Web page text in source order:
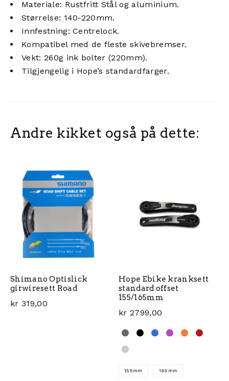
Materiale: Rustfritt Stål og aluminium.
Størrelse: 140-220mm.
Innfestning: Centrelock.
Kompatibel med de fleste skivebremser.
Vekt: 260g ink bolter (220mm).
Tilgjengelig i Hope’s standardfarger.
Andre kikket også på dette:
Shimano Optislick
girwiresett Road
kr 319,00
Hope Ebike kranksett
standard offset
155/165mm
kr 2799,00
155mm 165mm